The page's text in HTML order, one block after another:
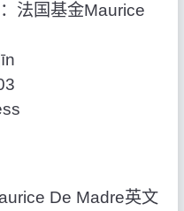
法国基金Maurice
De Madre英文